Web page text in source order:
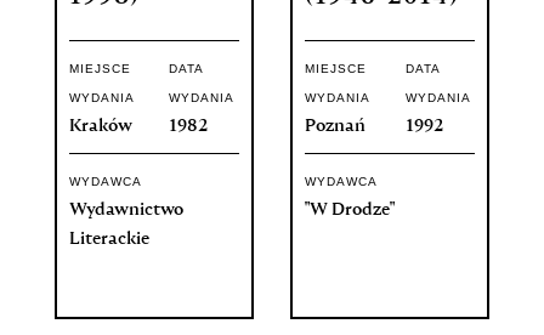
MIEJSCE
WYDANIA
Kraków
DATA
WYDANIA
1982
WYDAWCA
Wydawnictwo
Literackie
MIEJSCE
WYDANIA
Poznań
DATA
WYDANIA
1992
WYDAWCA
"W Drodze"